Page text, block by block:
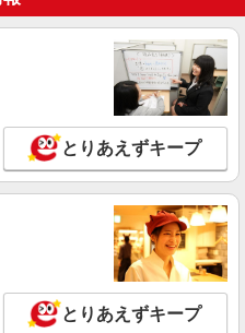
道支店【HK1_234】
から時給1300円スタート◎ 【月
5050円 ＝時給1300円×8h×22日＋
時間外手当/制服貸与/携帯電話割
断/介護・育児休暇など充実★
ク札幌駅アピア店（札幌市中央
詳細を見る
道支店【HK1_100】
札幌店でのショップスタッフ
験でも時給1330円スタート◎
25万705円 ＝時給1330円
とりあえずキープ
とりあえずキープ